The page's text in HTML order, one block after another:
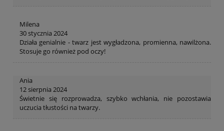
Milena
30 stycznia 2024
Działa genialnie - twarz jest wygładzona, promienna, nawilżona.
Stosuje go również pod oczy!
Ania
12 sierpnia 2024
Świetnie się rozprowadza, szybko wchłania, nie pozostawia
uczucia tłustości na twarzy.